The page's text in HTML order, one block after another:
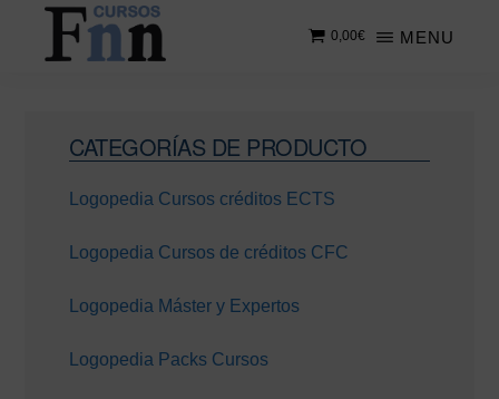
Saltar
contenido
Saltar
cursos
online
MENU
0,00€
Barra
lateral
principal
CATEGORÍAS DE PRODUCTO
Logopedia Cursos créditos ECTS
Logopedia Cursos de créditos CFC
Logopedia Máster y Expertos
Logopedia Packs Cursos